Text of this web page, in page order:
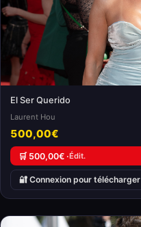
El Ser Querido
Laurent Hou
500,00€
🛒 500,00€ ·Édit.
🔐 Connexion pour télécharger